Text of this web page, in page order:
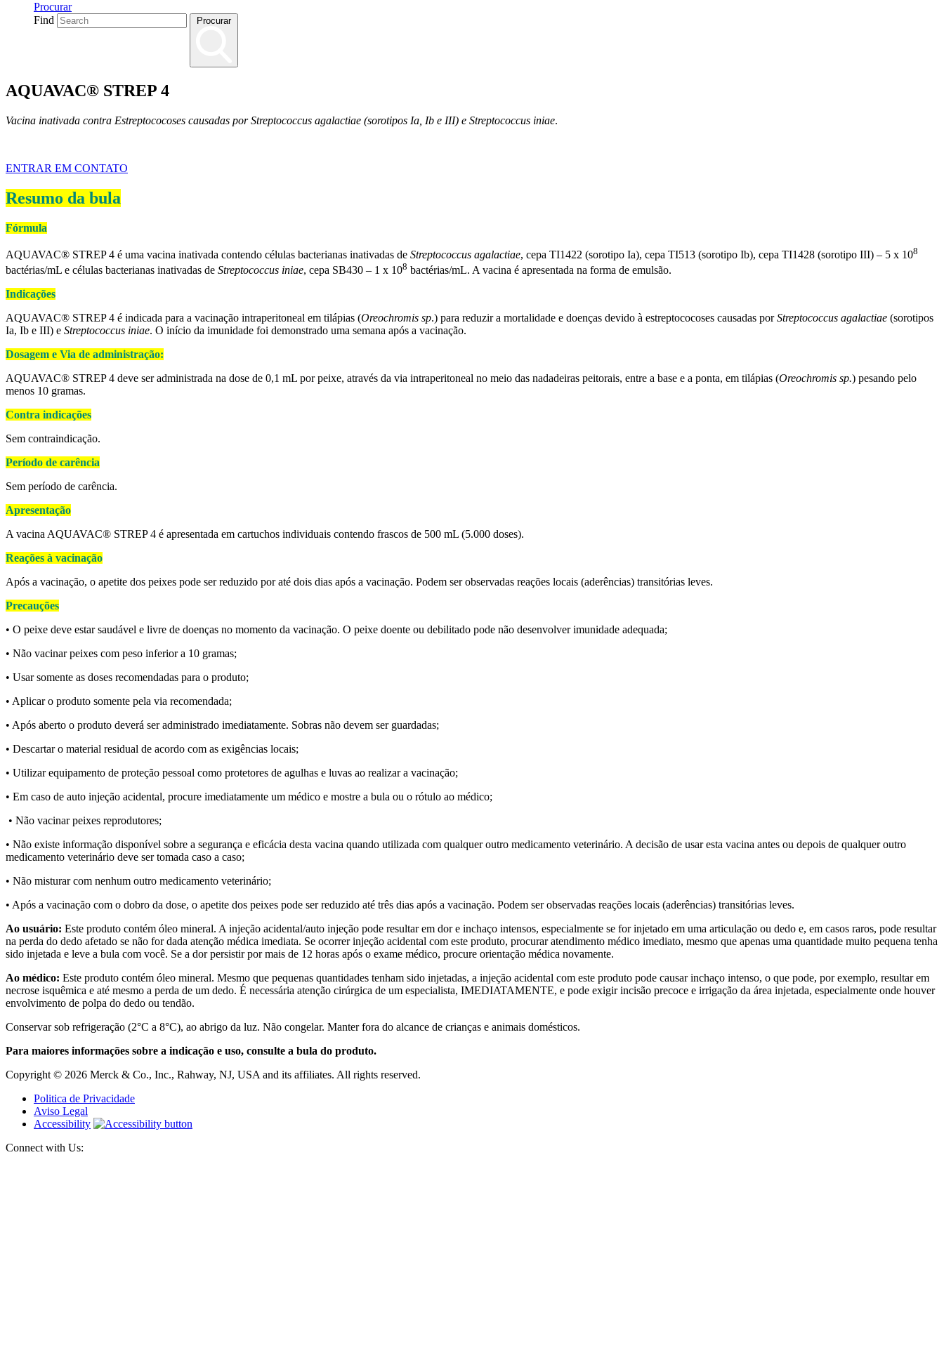
Procurar
Find
Procurar
AQUAVAC® STREP 4
Vacina inativada contra Estreptococoses causadas por Streptococcus agalactiae (sorotipos Ia, Ib e III) e Streptococcus iniae.
ENTRAR EM CONTATO
Resumo da bula
Fórmula
AQUAVAC® STREP 4 é uma vacina inativada contendo células bacterianas inativadas de Streptococcus agalactiae, cepa TI1422 (sorotipo Ia), cepa TI513 (sorotipo Ib), cepa TI1428 (sorotipo III) – 5 x 108
bactérias/mL e células bacterianas inativadas de Streptococcus iniae, cepa SB430 – 1 x 108 bactérias/mL. A vacina é apresentada na forma de emulsão.
Indicações
AQUAVAC® STREP 4 é indicada para a vacinação intraperitoneal em tilápias (Oreochromis sp.) para reduzir a mortalidade e doenças devido à estreptococoses causadas porStreptococcus agalactiae (sorotipos
Ia, Ib e III) e Streptococcus iniae. O início da imunidade foi demonstrado uma semana após a vacinação.
Dosagem e Via de administração:
AQUAVAC® STREP 4 deve ser administrada na dose de 0,1 mL por peixe, através da via intraperitoneal no meio das nadadeiras peitorais, entre a base e a ponta, em tilápias (Oreochromis sp.) pesando pelo
menos 10 gramas.
Contra indicações
Sem contraindicação.
Período de carência
Sem período de carência.
Apresentação
A vacina AQUAVAC® STREP 4 é apresentada em cartuchos individuais contendo frascos de 500 mL (5.000 doses).
Reações à vacinação
Após a vacinação, o apetite dos peixes pode ser reduzido por até dois dias após a vacinação. Podem ser observadas reações locais (aderências) transitórias leves.
Precauções
• O peixe deve estar saudável e livre de doenças no momento da vacinação. O peixe doente ou debilitado pode não desenvolver imunidade adequada;
• Não vacinar peixes com peso inferior a 10 gramas;
• Usar somente as doses recomendadas para o produto;
• Aplicar o produto somente pela via recomendada;
• Após aberto o produto deverá ser administrado imediatamente. Sobras não devem ser guardadas;
• Descartar o material residual de acordo com as exigências locais;
• Utilizar equipamento de proteção pessoal como protetores de agulhas e luvas ao realizar a vacinação;
• Em caso de auto injeção acidental, procure imediatamente um médico e mostre a bula ou o rótulo ao médico;
• Não vacinar peixes reprodutores;
• Não existe informação disponível sobre a segurança e eficácia desta vacina quando utilizada com qualquer outro medicamento veterinário. A decisão de usar esta vacina antes ou depois de qualquer outro
medicamento veterinário deve ser tomada caso a caso;
• Não misturar com nenhum outro medicamento veterinário;
• Após a vacinação com o dobro da dose, o apetite dos peixes pode ser reduzido até três dias após a vacinação. Podem ser observadas reações locais (aderências) transitórias leves.
Ao usuário: Este produto contém óleo mineral. A injeção acidental/auto injeção pode resultar em dor e inchaço intensos, especialmente se for injetado em uma articulação ou dedo e, em casos raros, pode resultar
na perda do dedo afetado se não for dada atenção médica imediata. Se ocorrer injeção acidental com este produto, procurar atendimento médico imediato, mesmo que apenas uma quantidade muito pequena tenha
sido injetada e leve a bula com você. Se a dor persistir por mais de 12 horas após o exame médico, procure orientação médica novamente.
Ao médico: Este produto contém óleo mineral. Mesmo que pequenas quantidades tenham sido injetadas, a injeção acidental com este produto pode causar inchaço intenso, o que pode, por exemplo, resultar em
necrose isquêmica e até mesmo a perda de um dedo. É necessária atenção cirúrgica de um especialista, IMEDIATAMENTE, e pode exigir incisão precoce e irrigação da área injetada, especialmente onde houver
envolvimento de polpa do dedo ou tendão.
Conservar sob refrigeração (2°C a 8°C), ao abrigo da luz. Não congelar. Manter fora do alcance de crianças e animais domésticos.
Para maiores informações sobre a indicação e uso, consulte a bula do produto.
Copyright © 2026 Merck & Co., Inc., Rahway, NJ, USA and its affiliates. All rights reserved.
Politica de Privacidade
Aviso Legal
Accessibility
Connect with Us: